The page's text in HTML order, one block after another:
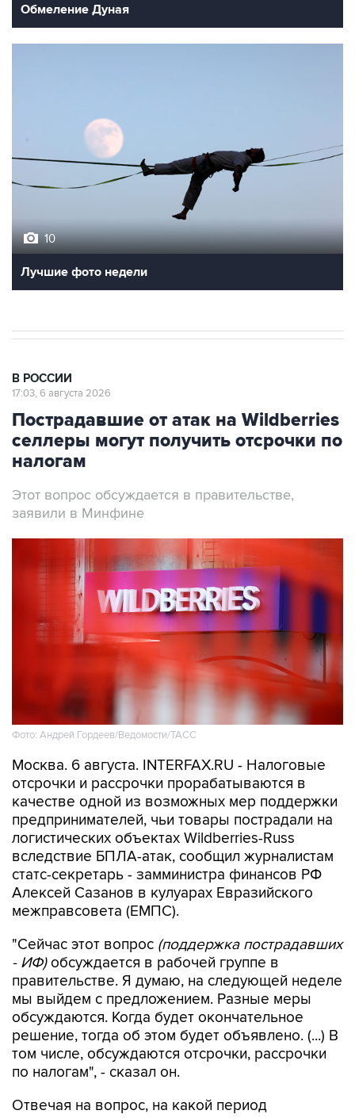
Обмеление Дуная
10
Лучшие фото недели
В РОССИИ
17:03, 6 августа 2026
Пострадавшие от атак на Wildberries
селлеры могут получить отсрочки по
налогам
Этот вопрос обсуждается в правительстве,
заявили в Минфине
Фото: Андрей Гордеев/Ведомости/ТАСС
Москва. 6 августа. INTERFAX.RU - Налоговые
отсрочки и рассрочки прорабатываются в
качестве одной из возможных мер поддержки
предпринимателей, чьи товары пострадали на
логистических объектах Wildberries-Russ
вследствие БПЛА-атак, сообщил журналистам
статс-секретарь - замминистра финансов РФ
Алексей Сазанов в кулуарах Евразийского
межправсовета (ЕМПС).
"Сейчас этот вопрос (поддержка пострадавших
- ИФ)обсуждается в рабочей группе в
правительстве. Я думаю, на следующей неделе
мы выйдем с предложением. Разные меры
обсуждаются. Когда будет окончательное
решение, тогда об этом будет объявлено. (...) В
том числе, обсуждаются отсрочки, рассрочки
по налогам", - сказал он.
Отвечая на вопрос, на какой период